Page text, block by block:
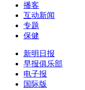
播客
互动新闻
专题
保健
新明日报
早报俱乐部
电子报
国际版